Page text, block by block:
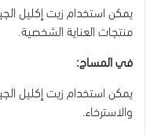
يمكن استخدام زيت إكليل
منتجات العناية الشخصية.
في المساج:
يمكن استخدام زيت إكليل
والاسترخاء.